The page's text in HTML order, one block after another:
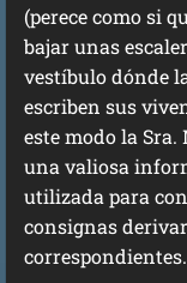
(perece como si
bajar unas
vestíbulo dónde
escriben sus
este modo la Sra.
una valiosa
utilizada para
consignas
correspondientes.